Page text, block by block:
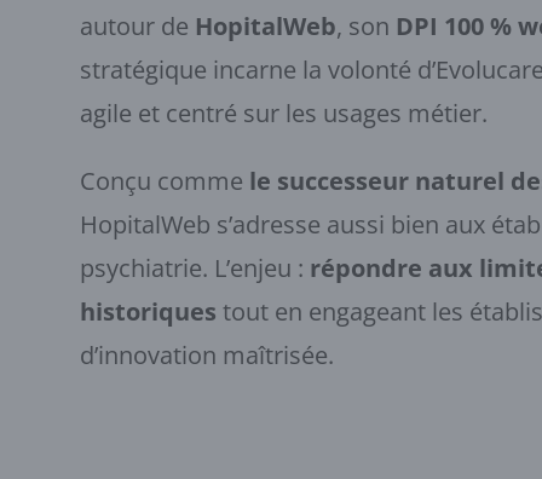
autour de HopitalWeb, son DPI 100 %
stratégique incarne la volonté
agile et centré sur les usages métier.
Conçu comme le successeur naturel
HopitalWeb s’adresse aussi bien aux
psychiatrie. L’enjeu : répondre aux
historiques tout en engageant les
d’innovation maîtrisée.